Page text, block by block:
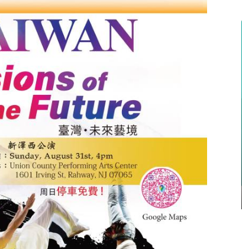
僑胞關心議題